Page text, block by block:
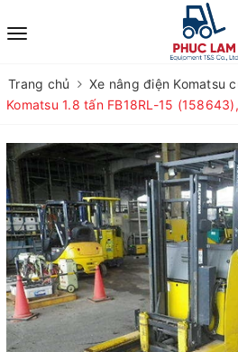
Trang chủ Xe nâng điện Komatsu
Komatsu 1.8 tấn FB18RL-15